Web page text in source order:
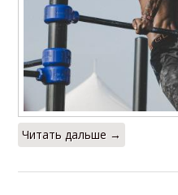
Читать дальше →